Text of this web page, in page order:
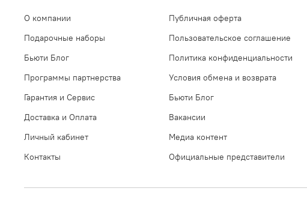
О компании
Подарочные наборы
Бьюти Блог
Программы партнерства
Гарантия и Сервис
Доставка и Оплата
Личный кабинет
Контакты
Публичная оферта
Пользовательское соглашение
Политика конфиденциальности
Условия обмена и возврата
Бьюти Блог
Вакансии
Медиа контент
Официальные представители